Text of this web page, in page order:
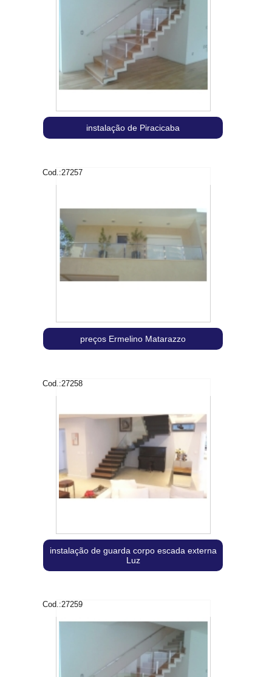
instalação de Piracicaba
Cod.:27257
preços Ermelino Matarazzo
Cod.:27258
instalação de guarda corpo escada externa
Luz
Cod.:27259